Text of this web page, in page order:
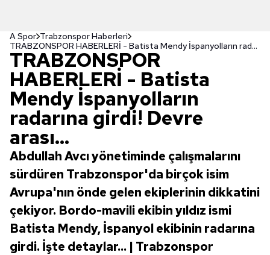
A Spor Trabzonspor Haberleri
TRABZONSPOR HABERLERİ - Batista Mendy İspanyolların radarına girdi! Devre arası...
TRABZONSPOR
HABERLERİ - Batista
Mendy İspanyolların
radarına girdi! Devre
arası...
Abdullah Avcı yönetiminde çalışmalarını
sürdüren Trabzonspor'da birçok isim
Avrupa'nın önde gelen ekiplerinin dikkatini
çekiyor. Bordo-mavili ekibin yıldız ismi
Batista Mendy, İspanyol ekibinin radarına
girdi. İşte detaylar... | Trabzonspor